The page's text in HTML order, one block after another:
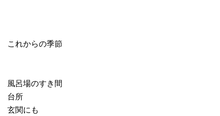
これからの季節
風呂場のすき間
台所
玄関にも